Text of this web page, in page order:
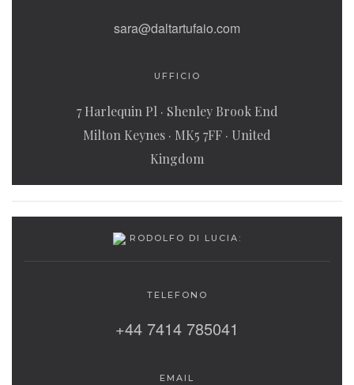
sara@daltartufaio.com
UFFICIO
7 Harlequin Pl · Shenley Brook End
Milton Keynes · MK5 7FF · United
Kingdom
RODOLFO DI LUCIA:
TELEFONO
+44 7414 785041
EMAIL